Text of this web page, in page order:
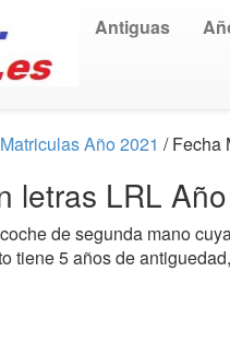
Antiguas
Matriculas Año 2021 / Fecha
letras LRL
de segunda mano
tiene 5 años de